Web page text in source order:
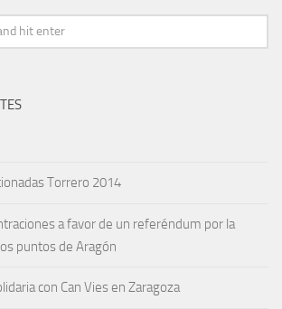
Torrero 2014
a favor de un referéndum por la
puntos de Aragón
con Can Vies en Zaragoza